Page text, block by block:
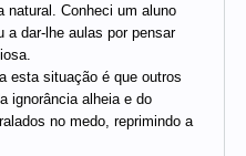
natural. Conheci um aluno
a dar-lhe aulas por pensar
esta situação é que outros
ignorância alheia e do
no medo, reprimindo a